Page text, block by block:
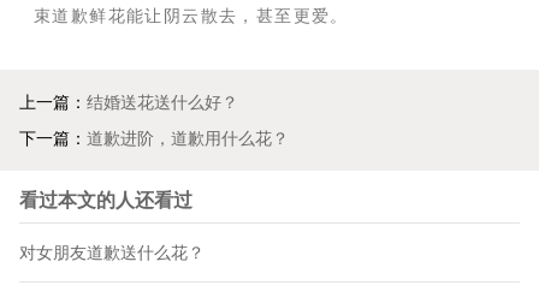
束道歉鲜花能让阴云散去，甚至更爱。
上一篇： 结婚送花送什么好？
下一篇： 道歉进阶，道歉用什么花？
看过本文的人还看过
对女朋友道歉送什么花？